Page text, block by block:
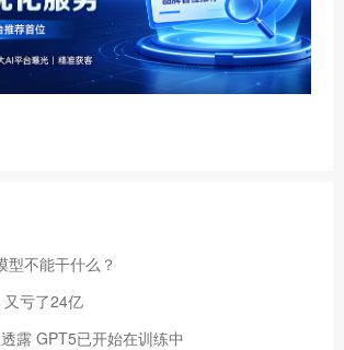
型不能干什么？
亏了24亿
露 GPT5已开始在训练中